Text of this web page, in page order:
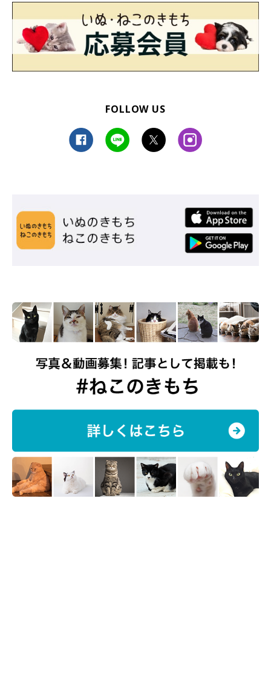
「『出してー！出してー！』と言わんばかりに大騒ぎをして、か
わいそうで扉を開けたら飼い主のベッドにまっしぐら。『僕もこ
こで寝るんだから！』と言うように枕元に丸まりました。夜鳴き
その日はすごく浅い眠りで何回も目が覚めました。『もしかして
よつばくんはどんなコ？
FOLLOW US